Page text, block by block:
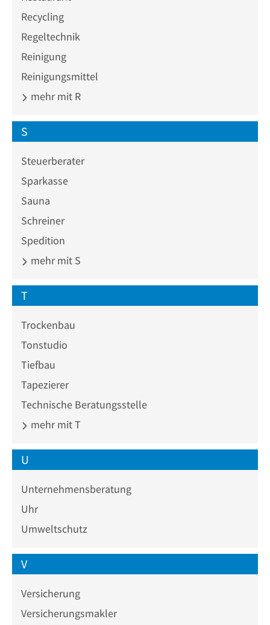
Recycling
Regeltechnik
Reinigung
Reinigungsmittel
mehr mit R
S
Steuerberater
Sparkasse
Sauna
Schreiner
Spedition
mehr mit S
T
Trockenbau
Tonstudio
Tiefbau
Tapezierer
Technische Beratungsstelle
mehr mit T
U
Unternehmensberatung
Uhr
Umweltschutz
V
Versicherung
Versicherungsmakler